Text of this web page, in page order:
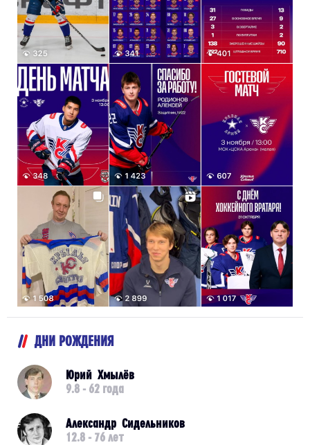
ДНИ РОЖДЕНИЯ
Юрий Хмылёв
9.8 - 62 года
Александр Сидельников
12.8 - 76 лет